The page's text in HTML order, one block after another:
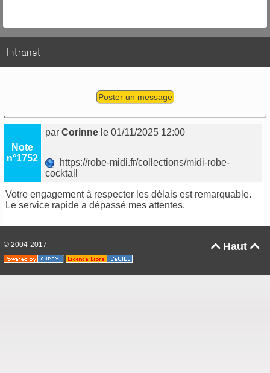
Intranet
Poster un message
Note
n°1752
parCorinne le 01/11/2025 12:00
https://robe-midi.fr/collections/midi-robe-
cocktail
Votre engagement à respecter les délais est remarquable.
Le service rapide a dépassé mes attentes.
Haut 
© 2004-2017